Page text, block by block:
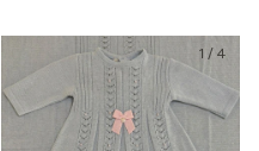
1 / 4